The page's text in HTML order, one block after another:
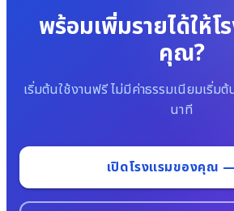
พร้อมเพิ่มรายได้ให้โ
คุณ?
เริ่มต้นใช้งานฟรี ไม่มีค่าธรรมเนียมเริ่มต้
นาที
เปิดโรงแรมของคุณ